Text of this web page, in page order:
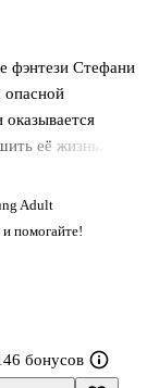
Adult
помогайте!
фэнтези Стефани
опасной
её жизнь.
стал заметной
Это история о
финале, а
бонусов